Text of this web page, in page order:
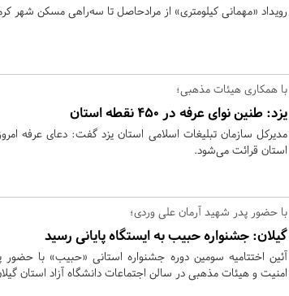
رویداد «مهمانی کیلومتری» از مرادحاصل تا سه‌راهی مسکن شهر
با همکاری هیئات مذهبی؛
یزد: طنین نوای عرفه در ۴۵۰ نقطه استان
استان قرائت می‌شود.
با حضور پدر شهید آرمان علی وردی؛
گیلان: جشنواره حبیب به ایستگاه پایانی رسید
آئین اختتامیه سومین دوره جشنواره استانی «حبیب» با
امنیت و هیئات مذهبی در سالن اجتماعات دانشگاه آزاد استان